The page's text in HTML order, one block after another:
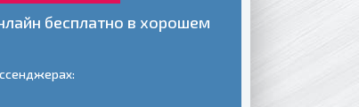
бесплатно в хорошем